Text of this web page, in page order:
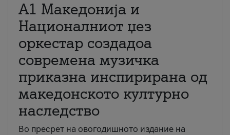
А1 Македонија и
Националниот џез
оркестар создадоа
современа музичка
приказна инспирирана од
македонското културно
наследство
Во пресрет на овогодишното издание на